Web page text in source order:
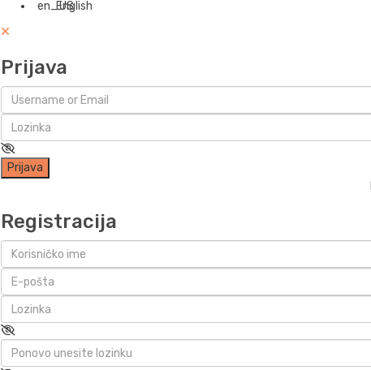
English
Prijava
Prijava
Registracija